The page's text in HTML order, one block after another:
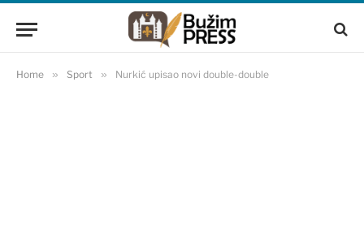
Home » Sport » Nurkić upisao novi double-double